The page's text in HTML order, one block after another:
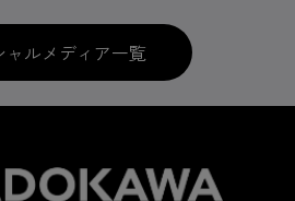
ャルメディア一覧